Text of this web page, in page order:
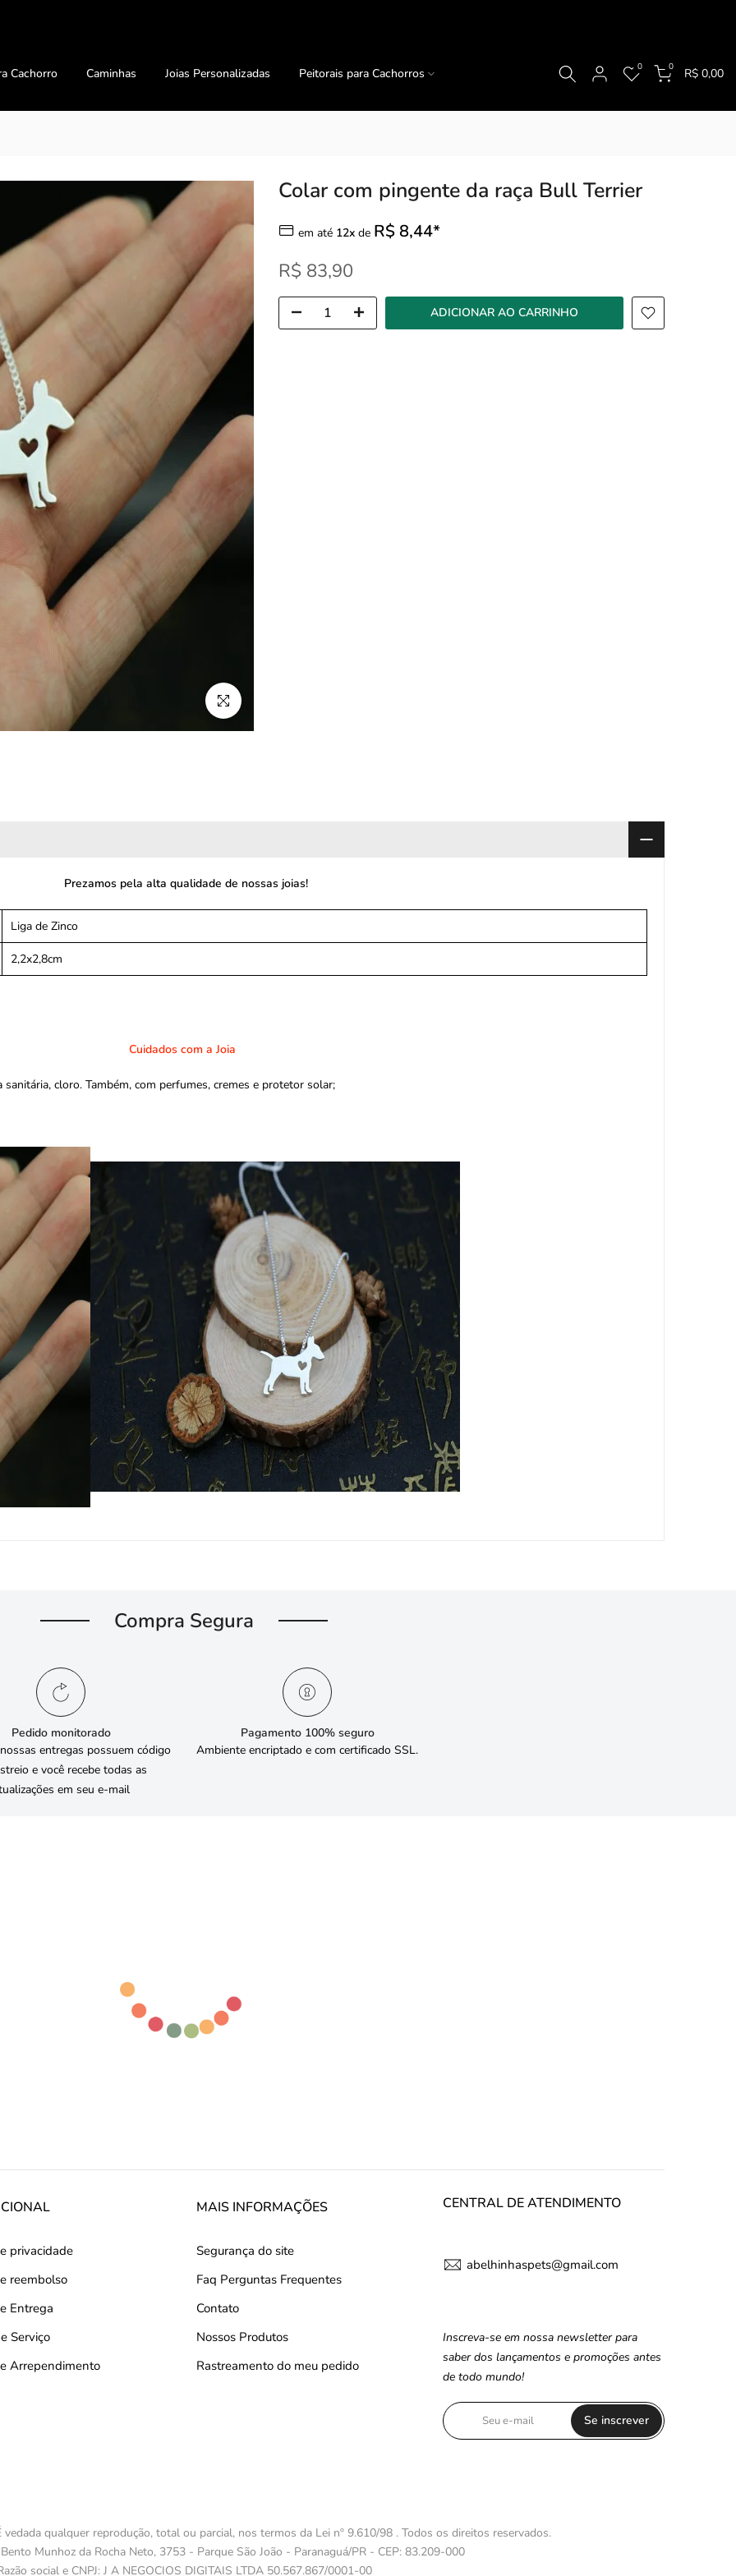
Cachorro Caminhas Joias Personalizadas Peitorais para Cachorros 0 0 R$ 0,00
Clique para ampliar
Colar com pingente da raça Bull Terrier
em até 12x de R$ 8,44*
R$ 83,90
ADICIONAR AO CARRINHO
Prezamos pela alta qualidade de nossas joias!
Liga de Zinco
2,2x2,8cm
Cuidados com a Joia
cloro. Também, com perfumes, cremes e protetor solar;
Compra Segura
Pedido monitorado
entregas possuem código
e você recebe todas as
em seu e-mail
Pagamento 100% seguro
Ambiente encriptado e com certificado SSL.
privacidade
reembolso
Entrega
Serviço
Arrependimento
MAIS INFORMAÇÕES
Segurança do site
Faq Perguntas Frequentes
Contato
Nossos Produtos
Rastreamento do meu pedido
CENTRAL DE ATENDIMENTO
abelhinhaspets@gmail.com
Inscreva-se em nossa newsletter para
saber dos lançamentos e promoções antes
de todo mundo!
Se inscrever
vedada qualquer reprodução, total ou parcial, nos termos da Lei nº 9.610/98 . Todos os direitos reservados.
Munhoz da Rocha Neto, 3753 - Parque São João - Paranaguá/PR - CEP: 83.209-000
social e CNPJ: J A NEGOCIOS DIGITAIS LTDA 50.567.867/0001-00